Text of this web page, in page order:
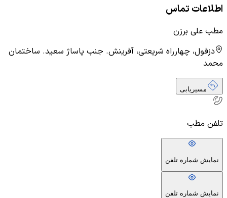
اطلاعات تماس
مطب علی برزن
دزفول، چهارراه شریعتی، آفرینش. جنب پاساژ سعید. ساختمان
محمد
مسیریابی
تلفن مطب
نمایش شماره تلفن
نمایش شماره تلفن